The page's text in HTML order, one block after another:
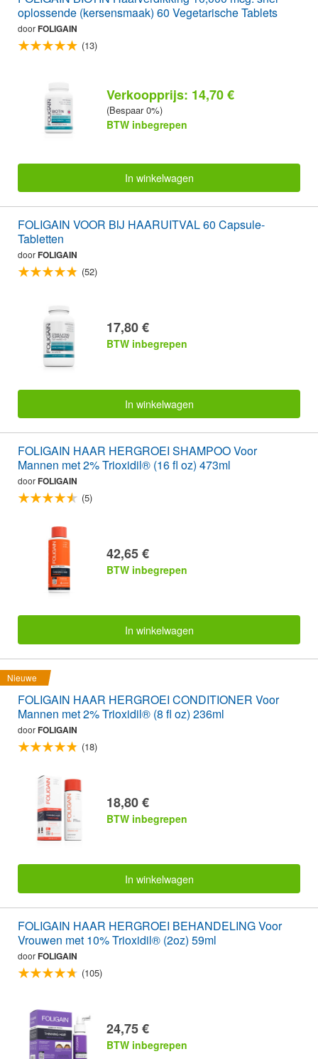
oplossende (kersensmaak) 60 Vegetarische Tablets
doorFOLIGAIN
(13)
Verkoopprijs: 14,70 €
(Bespaar 0%)
BTW inbegrepen
In winkelwagen
FOLIGAIN VOOR BIJ HAARUITVAL 60 Capsule-
Tabletten
doorFOLIGAIN
(52)
17,80 €
BTW inbegrepen
In winkelwagen
FOLIGAIN HAAR HERGROEI SHAMPOO Voor
Mannen met 2% Trioxidil® (16 fl oz) 473ml
doorFOLIGAIN
(5)
42,65 €
BTW inbegrepen
In winkelwagen
Nieuwe
FOLIGAIN HAAR HERGROEI CONDITIONER Voor
Mannen met 2% Trioxidil® (8 fl oz) 236ml
doorFOLIGAIN
(18)
18,80 €
BTW inbegrepen
In winkelwagen
FOLIGAIN HAAR HERGROEI BEHANDELING Voor
Vrouwen met 10% Trioxidil® (2oz) 59ml
doorFOLIGAIN
(105)
24,75 €
BTW inbegrepen